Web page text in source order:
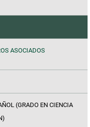
ASOCIADOS
(GRADO EN CIENCIA